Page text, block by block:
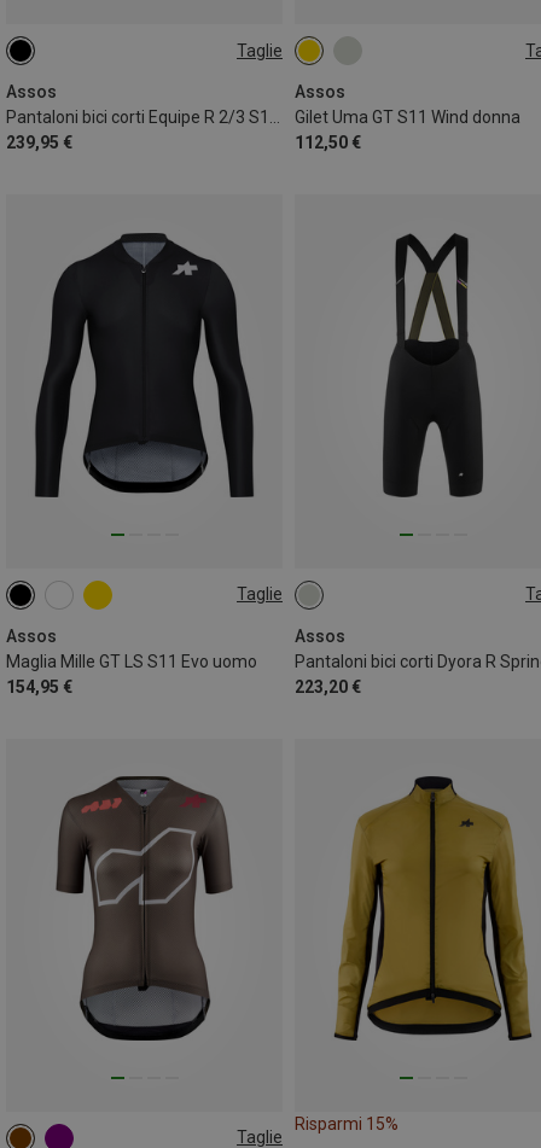
Taglie
Assos
Pantaloni bici corti Equipe R 2/3 S11 uomo
239,95 €
M
Assos
Gilet Uma GT S11 Wind donna
112,50 €
S M
Taglie
Assos
Maglia Mille GT LS S11 Evo uomo
154,95 €
S M L
Assos
223,20 €
S
Taglie
Risparmi 15%